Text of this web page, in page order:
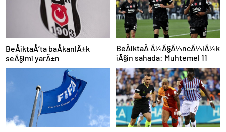
BeÅiktaÅ’ta baÅkanlÄ±k
seÃ§imi yarÄ±n
BeÅiktaÅ Ã¼Ã§Ã¼ncÃ¼lÃ¼k
iÃ§in sahada: Muhtemel 11